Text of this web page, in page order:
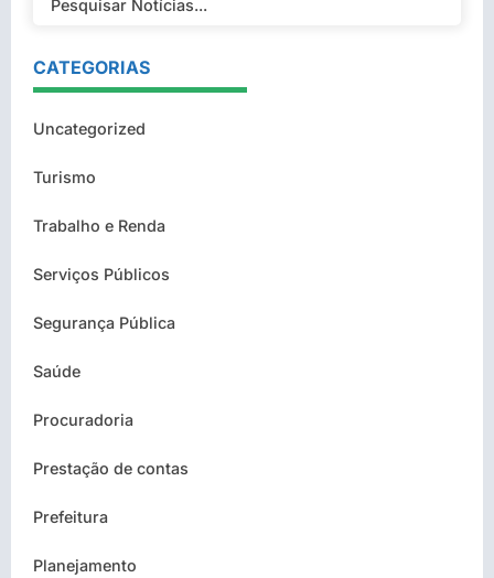
CATEGORIAS
Uncategorized
Turismo
Trabalho e Renda
Serviços Públicos
Segurança Pública
Saúde
Procuradoria
Prestação de contas
Prefeitura
Planejamento